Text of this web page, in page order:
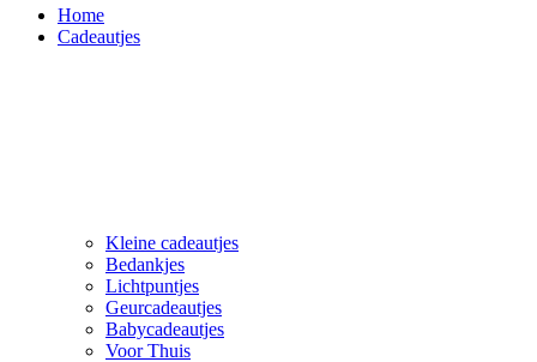
Home
Cadeautjes
Kleine cadeautjes
Bedankjes
Lichtpuntjes
Geurcadeautjes
Babycadeautjes
Voor Thuis